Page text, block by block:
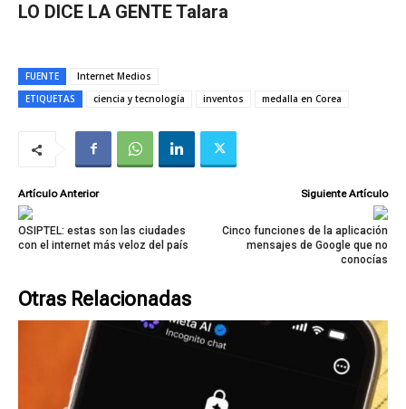
LO DICE LA GENTE Talara
FUENTE
Internet Medios
ETIQUETAS
ciencia y tecnología inventos medalla en Corea
Artículo Anterior
OSIPTEL: estas son las ciudades
con el internet más veloz del país
Siguiente Artículo
Cinco funciones de la aplicación
mensajes de Google que no
conocías
Otras Relacionadas